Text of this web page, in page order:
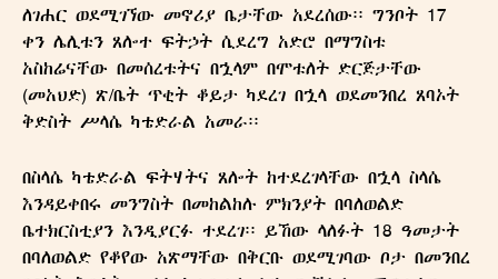
ኢትዮ ሐበሻ ኅትመትና ማስታወቂያ ኃ/
የት/የግ/ማ
Contact us
ለገሐር ወደሚገኘው መኖሪያ ቤታቸው አደረሰው፡፡ ግንቦት 17
ቀን ሌሊቱን ጸሎተ ፍትኃት ሲደረግ አድሮ በማግስቱ
አስከሬናቸው በመሰረቱትና በኋላም በሞቱለት ድርጅታቸው
(መአህድ) ጽ/ቤት ጥቂት ቆይታ ካደረገ በኋላ ወደመንበረ ጸባኦት
ቅድስት ሥላሴ ካቴድራል አመራ፡፡
በስላሴ ካቴድራል ፍትሃትና ጸሎት ከተደረገላቸው በኋላ ስላሴ
እንዳይቀበሩ መንግስት በመከልከሉ ምክንያት በባለወልድ
ቤተክርስቲያን እንዲያርፉ ተደረገ፡፡ ይኸው ላለፉት 18 ዓመታት
በባለወልድ የቆየው አጽማቸው በቅርቡ ወደሚገባው ቦታ በመንበረ